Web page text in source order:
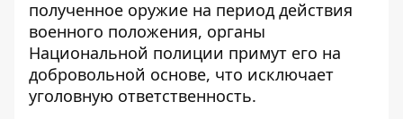
полученное оружие на период действия
военного положения, органы
Национальной полиции примут его на
добровольной основе, что исключает
уголовную ответственность.